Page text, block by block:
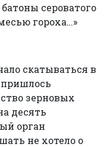
сероватого
гороха…»
скатываться в
зерновых
десять
орган
не хотело о